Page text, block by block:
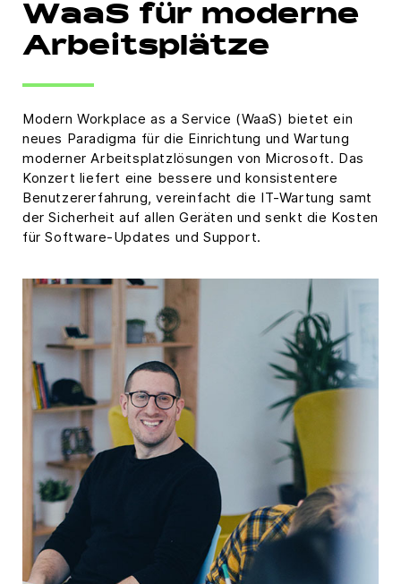
WaaS für moderne
Arbeitsplätze
Modern Workplace as a Service (WaaS) bietet ein
neues Paradigma für die Einrichtung und Wartung
moderner Arbeitsplatzlösungen von Microsoft. Das
Konzert liefert eine bessere und konsistentere
Benutzererfahrung, vereinfacht die IT-Wartung samt
der Sicherheit auf allen Geräten und senkt die Kosten
für Software-Updates und Support.